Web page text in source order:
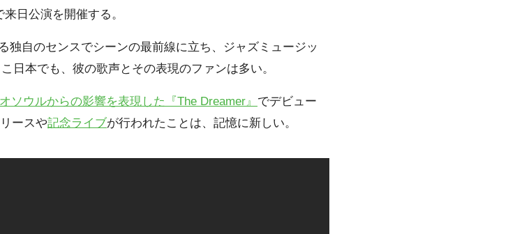
日公演を開催する。
独自のセンスでシーンの最前線に立ち、ジャズミュージッ
日本でも、彼の歌声とその表現のファンは多い。
ソウルからの影響を表現した『The Dreamer』 でデビュー
ースや記念ライブが行われたことは、記憶に新しい。